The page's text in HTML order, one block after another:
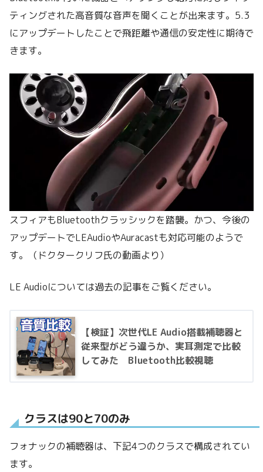
ティングされた高音質な音声を聞くことが出来ます。5.3
にアップデートしたことで飛距離や通信の安定性に期待で
きます。
スフィアもBluetoothクラッシックを踏襲。かつ、今後の
アップデートでLEAudioやAuracastも対応可能のようで
す。（ドクタークリフ氏の動画より）
LE Audioについては過去の記事をご覧ください。
【検証】次世代LE Audio搭載補聴器と
従来型がどう違うか、実耳測定で比較
してみた Bluetooth比較視聴
クラスは90と70のみ
フォナックの補聴器は、下記4つのクラスで構成されてい
ます。